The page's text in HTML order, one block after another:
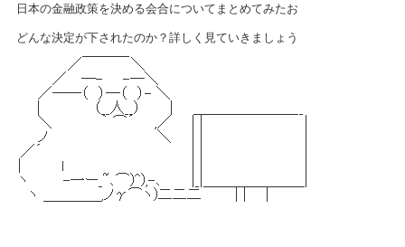
日本の金融政策を決める会合についてまとめてみたお
どんな決定が下されたのか？詳しく見ていきましょう